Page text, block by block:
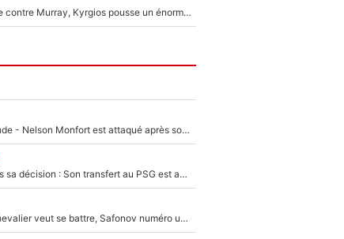
Victime de racisme contre Murray, Kyrgios pousse un énorme coup de gueule !
Incendies en Gironde - Nelson Monfort est attaqué après son dérapage sur CNews : «Et lui, il prend combien pour parler dans un studio climatisé?»
Ferran Torres a pris sa décision : Son transfert au PSG est annoncé en Espagne !
Suzuki recruté, Chevalier veut se battre, Safonov numéro un… Le PSG se lance encore dans un gros chantier pour le poste de gardien de but